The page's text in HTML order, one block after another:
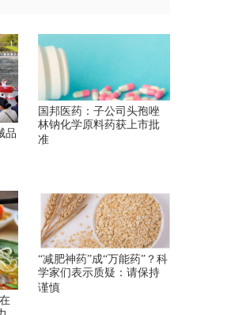
品
国邦医药：子公司头孢唑
林钠化学原料药获上市批
准
“减肥神药”成“万能药”？科
学家们表示质疑：请保持
谨慎